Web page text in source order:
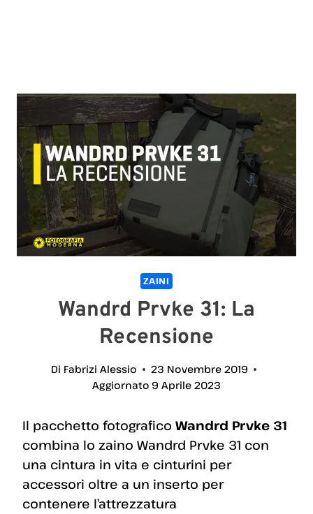
ZAINI
Wandrd Prvke 31: La
Recensione
Di Fabrizi Alessio
23 Novembre 2019
Aggiornato 9 Aprile 2023
Il pacchetto fotografico Wandrd Prvke 31
combina lo zaino Wandrd Prvke 31 con
una cintura in vita e cinturini per
accessori oltre a un inserto per
contenere l’attrezzatura